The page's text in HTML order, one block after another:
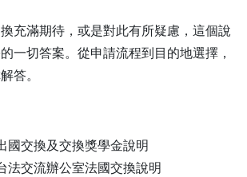
充滿期待，或是對此有所疑慮，這個說
一切答案。從申請流程到目的地選擇，
答。
國交換及交換獎學金說明
法交流辦公室法國交換說明